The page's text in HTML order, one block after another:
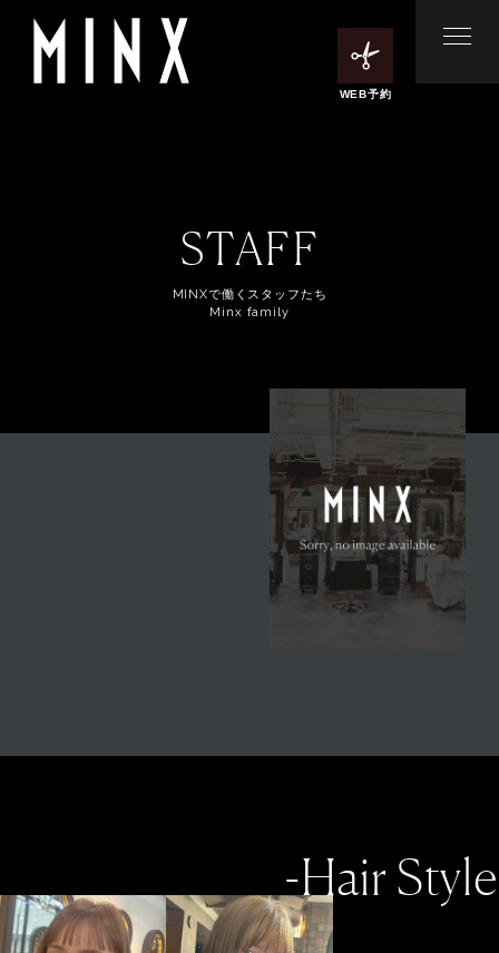
WEB予約
STAFF
MINXで働くスタッフたち
Minx family
-Hair Style